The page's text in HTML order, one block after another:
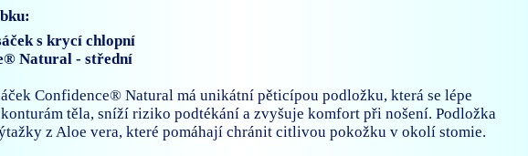
s krycí chlopní
Natural - střední
Confidence® Natural má unikátní pěticípou podložku, která se lépe
těla, sníží riziko podtékání a zvyšuje komfort při nošení. Podložka
z Aloe vera, které pomáhají chránit citlivou pokožku v okolí stomie.